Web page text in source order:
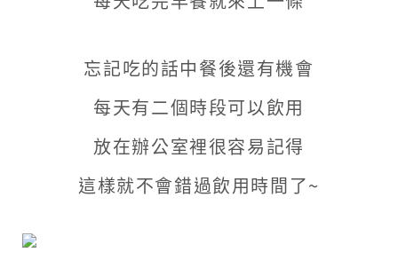
忘記吃的話中餐後還有機會
每天有二個時段可以飲用
放在辦公室裡很容易記得
這樣就不會錯過飲用時間了~